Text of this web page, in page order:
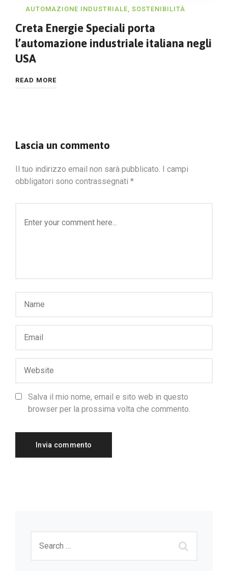
AUTOMAZIONE INDUSTRIALE SOSTENIBILITÀ
Creta Energie Speciali porta
l’automazione industriale italiana negli
USA
READ MORE
Lascia un commento
Il tuo indirizzo email non sarà pubblicato. I campi
obbligatori sono contrassegnati *
Salva il mio nome, email e sito web in questo
browser per la prossima volta che commento.